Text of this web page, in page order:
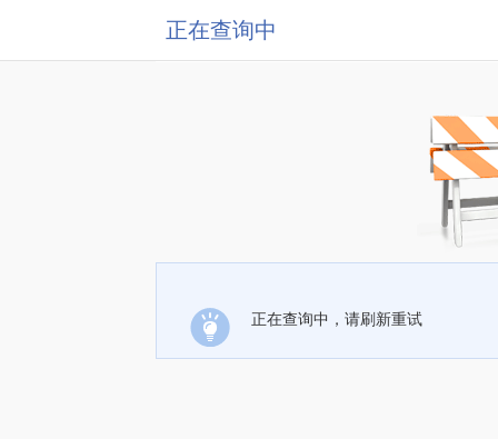
正在查询中
正在查询中，请刷新重试